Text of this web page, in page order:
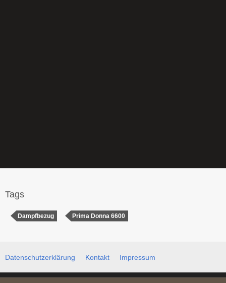
Tags
Dampfbezug Prima Donna 6600
Datenschutzerklärung Kontakt Impressum